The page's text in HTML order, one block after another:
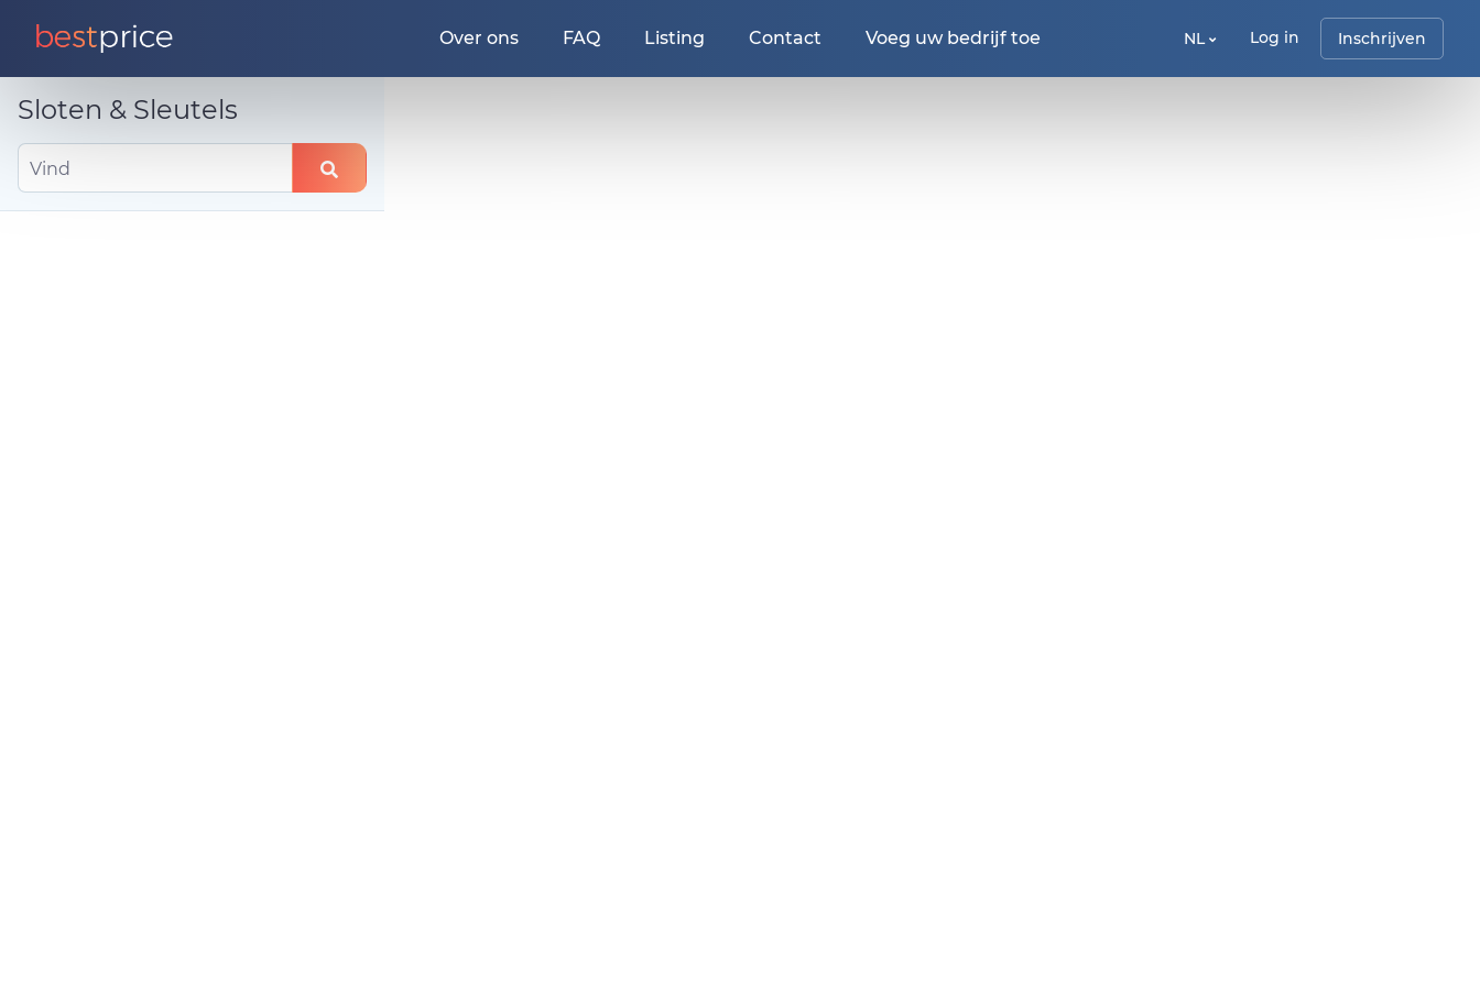
Over ons FAQ Listing Contact Voeg uw bedrijf toe NL Log in Inschrijven
Sloten & Sleutels
Vind